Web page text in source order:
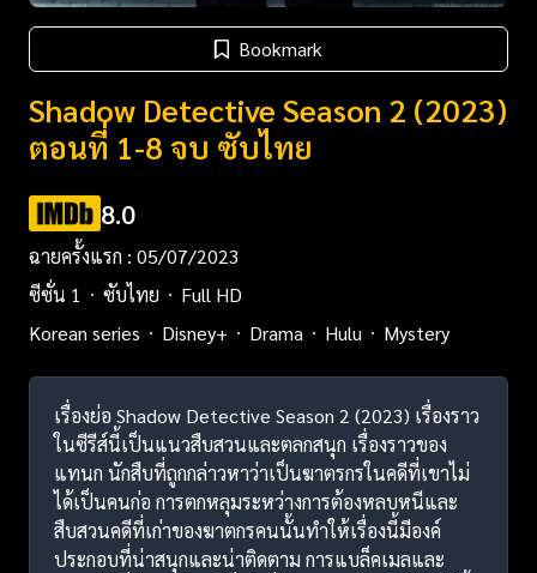
Bookmark
Shadow Detective Season 2 (2023)
ตอนที่ 1-8 จบ ซับไทย
8.0
ฉายครั้งแรก : 05/07/2023
ซีซั่น 1
ซับไทย
Full HD
Korean series
Disney+ Drama Hulu Mystery
เรื่องย่อ Shadow Detective Season 2 (2023) เรื่องราว
ในซีรีส์นี้เป็นแนวสืบสวนและตลกสนุก เรื่องราวของ
แทนก นักสืบที่ถูกกล่าวหาว่าเป็นฆาตรกรในคดีที่เขาไม่
ได้เป็นคนก่อ การตกหลุมระหว่างการต้องหลบหนีและ
สืบสวนคดีที่เก่าของฆาตกรคนนั้นทำให้เรื่องนี้มีองค์
ประกอบที่น่าสนุกและน่าติดตาม การแบล็คเมลและ